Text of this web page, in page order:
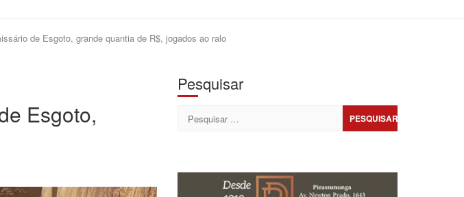
de Esgoto, grande quantia de R$, jogados ao ralo
Esgoto,
Pesquisar
Pesquisar